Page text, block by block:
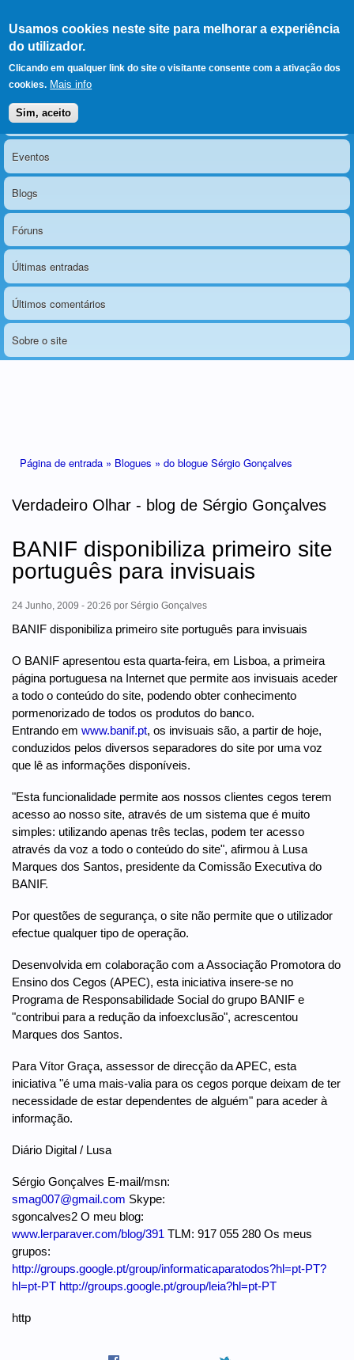
Usamos cookies neste site para melhorar a experiência
do utilizador.
Clicando em qualquer link do site o visitante consente com a ativação dos
cookies. Mais info
Sim, aceito
LERPARAVER , ir para a
página principal
O portal da visão diferente
Menu principal
Notícias
Eventos
Blogs
Fóruns
Últimas entradas
Últimos comentários
Sobre o site
Página de entrada » Blogues » do blogue Sérgio Gonçalves
Verdadeiro Olhar - blog de Sérgio Gonçalves
BANIF disponibiliza primeiro site
português para invisuais
24 Junho, 2009 - 20:26 por Sérgio Gonçalves
BANIF disponibiliza primeiro site português para invisuais
O BANIF apresentou esta quarta-feira, em Lisboa, a primeira
página portuguesa na Internet que permite aos invisuais aceder
a todo o conteúdo do site, podendo obter conhecimento
pormenorizado de todos os produtos do banco.
Entrando em www.banif.pt, os invisuais são, a partir de hoje,
conduzidos pelos diversos separadores do site por uma voz
que lê as informações disponíveis.
"Esta funcionalidade permite aos nossos clientes cegos terem
acesso ao nosso site, através de um sistema que é muito
simples: utilizando apenas três teclas, podem ter acesso
através da voz a todo o conteúdo do site", afirmou à Lusa
Marques dos Santos, presidente da Comissão Executiva do
BANIF.
Por questões de segurança, o site não permite que o utilizador
efectue qualquer tipo de operação.
Desenvolvida em colaboração com a Associação Promotora do
Ensino dos Cegos (APEC), esta iniciativa insere-se no
Programa de Responsabilidade Social do grupo BANIF e
"contribui para a redução da infoexclusão", acrescentou
Marques dos Santos.
Para Vítor Graça, assessor de direcção da APEC, esta
iniciativa "é uma mais-valia para os cegos porque deixam de ter
necessidade de estar dependentes de alguém" para aceder à
informação.
Diário Digital / Lusa
Sérgio Gonçalves E-mail/msn:
smag007@gmail.com Skype:
sgoncalves2 O meu blog:
www.lerparaver.com/blog/391 TLM: 917 055 280 Os meus
grupos:
http://groups.google.pt/group/informaticaparatodos?hl=pt-PT?
hl=pt-PT http://groups.google.pt/group/leia?hl=pt-PT
http